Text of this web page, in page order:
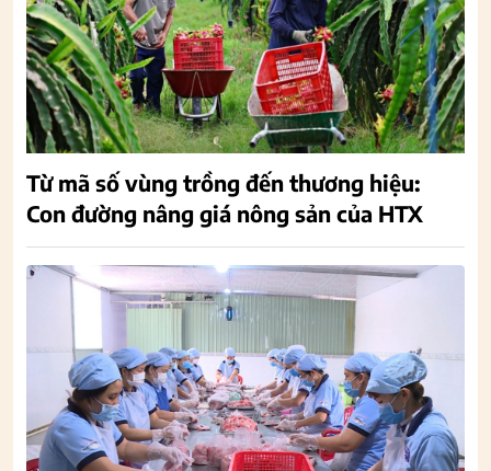
Từ mã số vùng trồng đến thương hiệu:
Con đường nâng giá nông sản của HTX